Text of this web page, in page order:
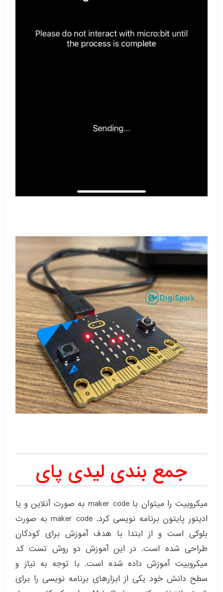
جمع بندی لیدی پای
میکروبیت را میتوان با maker code به صورت آنلاین و یا
ادیتور پایتون برنامه نویسی کرد. maker code به صورت
بلوکی است و از ابتدا با هدف آموزش برای کودکان
طراحی شده است. در این آموزش دو روش تست کد
میکروبیت آموزش داده شده است. با توجه به نیاز و
سطح دانش خود یکی از ابزارهای برنامه نویسی را برای